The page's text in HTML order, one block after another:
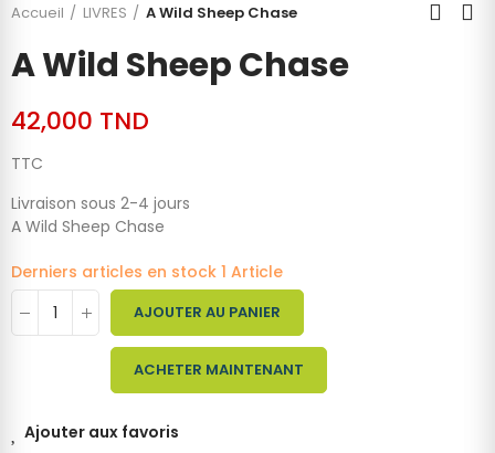
Accueil LIVRES A Wild Sheep Chase
A Wild Sheep Chase
42,000 TND
TTC
Livraison sous 2-4 jours
A Wild Sheep Chase
Derniers articles en stock 1 Article
AJOUTER AU PANIER
ACHETER MAINTENANT
Ajouter aux favoris